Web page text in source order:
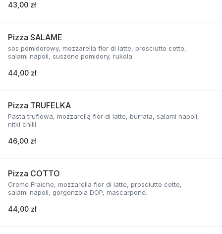
43,00 zł
Pizza SALAME
sos pomidorowy, mozzarella fior di latte, prosciutto cotto,
salami napoli, suszone pomidory, rukola.
44,00 zł
Pizza TRUFELKA
Pasta truflowa, mozzarellą fior di latte, burrata, salami napoli,
nitki chilli.
46,00 zł
Pizza COTTO
Creme Fraiche, mozzarella fior di latte, prosciutto cotto,
salami napoli, gorgonzola DOP, mascarpone.
44,00 zł